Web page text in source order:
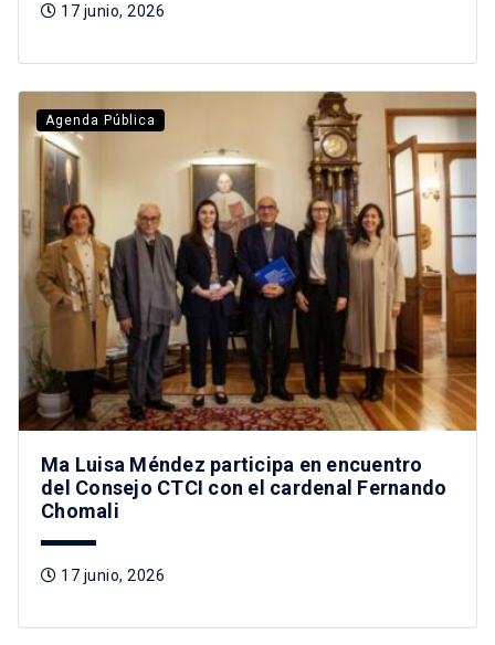
17 junio, 2026
Agenda Pública
Ma Luisa Méndez participa en encuentro
del Consejo CTCI con el cardenal Fernando
Chomali
17 junio, 2026